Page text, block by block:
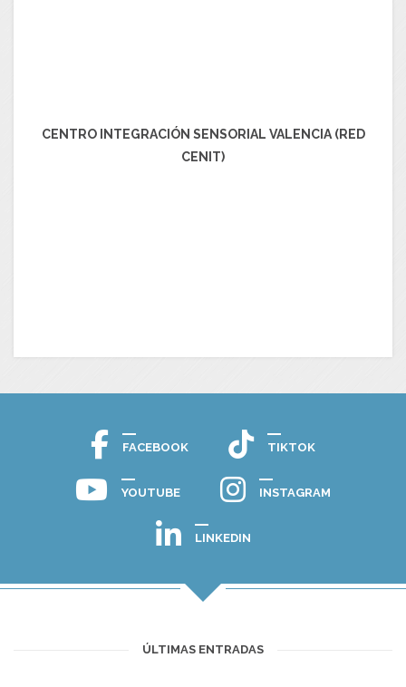
CENTRO INTEGRACIÓN SENSORIAL VALENCIA (RED
CENIT)
FACEBOOK TIKTOK
YOUTUBE INSTAGRAM
LINKEDIN
ÚLTIMAS ENTRADAS